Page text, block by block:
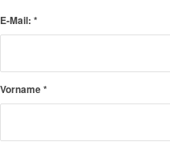
E-Mail: *
Vorname*